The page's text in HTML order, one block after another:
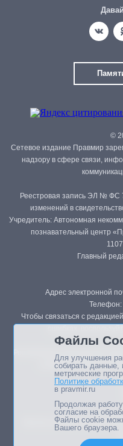
©
Сетевое издание Правмир
надзору в сфере связи,
Реестровая запись ЭЛ № ФС
изменений в
Учредитель: Автономная
познавательный центр
Главный
Адрес электронной
Телефон:
Чтобы связаться с
Републикация материалов
возможна только с
Мнение авторов статей
Файлы
Для улучшения
собирать
метрические
Политике
в pravmir.ru
Продолжая
согласие на
Файлы cookie
Вашего браузера.